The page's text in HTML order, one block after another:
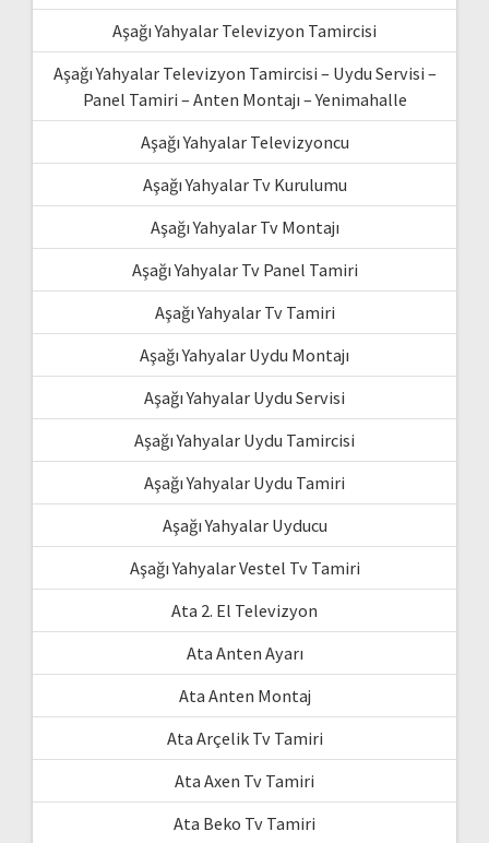
Aşağı Yahyalar Televizyon Tamircisi
Aşağı Yahyalar Televizyon Tamircisi – Uydu Servisi –
Panel Tamiri – Anten Montajı – Yenimahalle
Aşağı Yahyalar Televizyoncu
Aşağı Yahyalar Tv Kurulumu
Aşağı Yahyalar Tv Montajı
Aşağı Yahyalar Tv Panel Tamiri
Aşağı Yahyalar Tv Tamiri
Aşağı Yahyalar Uydu Montajı
Aşağı Yahyalar Uydu Servisi
Aşağı Yahyalar Uydu Tamircisi
Aşağı Yahyalar Uydu Tamiri
Aşağı Yahyalar Uyducu
Aşağı Yahyalar Vestel Tv Tamiri
Ata 2. El Televizyon
Ata Anten Ayarı
Ata Anten Montaj
Ata Arçelik Tv Tamiri
Ata Axen Tv Tamiri
Ata Beko Tv Tamiri